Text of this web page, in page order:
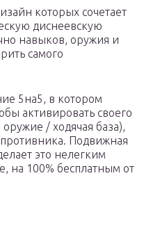
которых сочетает
диснеевскую
навыков, оружия и
самого
5на5, в котором
активировать своего
оружие / ходячая база),
Подвижная
это нелегким
на 100% бесплатным от